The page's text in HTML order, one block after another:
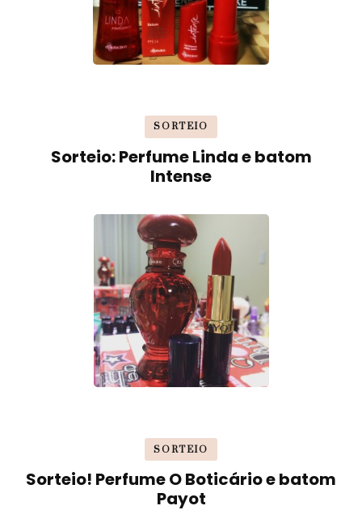
SORTEIO
Sorteio: Perfume Linda e batom
Intense
SORTEIO
Sorteio! Perfume O Boticário e batom
Payot